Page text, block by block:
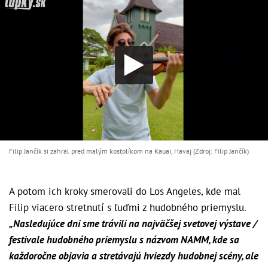
Filip Jančík si zahral pred malým kostolíkom na Kauai, Havaj (Zdroj: Filip Jančík)
A potom ich kroky smerovali do Los Angeles, kde mal
Filip viacero stretnutí s ľuďmi z hudobného priemyslu.
„Nasledujúce dni sme trávili na najväčšej svetovej výstave /
festivale hudobného priemyslu s názvom NAMM, kde sa
každoročne objavia a stretávajú hviezdy hudobnej scény, ale